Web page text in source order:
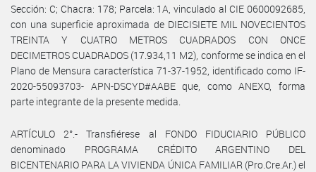
Sección: C; Chacra: 178; Parcela: 1A, vinculado al CIE 0600092685,
con una superficie aproximada de DIECISIETE MIL NOVECIENTOS
TREINTA Y CUATRO METROS CUADRADOS CON ONCE
DECIMETROS CUADRADOS (17.934,11 M2), conforme se indica en el
Plano de Mensura característica 71-37-1952, identificado como IF-
2020-55093703- APN-DSCYD#AABE que, como ANEXO, forma
parte integrante de la presente medida.
ARTÍCULO 2°.- Transfiérese al FONDO FIDUCIARIO PÚBLICO
denominado PROGRAMA CRÉDITO ARGENTINO DEL
BICENTENARIO PARA LA VIVIENDA ÚNICA FAMILIAR (Pro.Cre.Ar.) el